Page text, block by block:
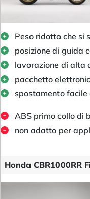
Peso ridotto che si
posizione di guida
lavorazione di alta
pacchetto
spostamento facile
ABS primo collo di
non adatto per
Honda CBR1000RR